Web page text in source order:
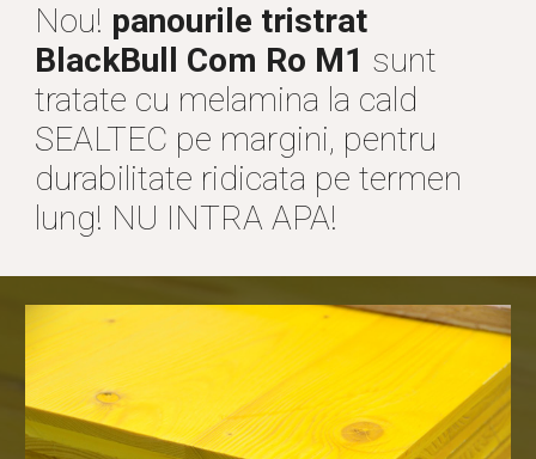
Nou! panourile tristrat
BlackBull Com Ro M1 sunt
tratate cu melamina la cald
SEALTEC pe margini, pentru
durabilitate ridicata pe termen
lung! NU INTRA APA!